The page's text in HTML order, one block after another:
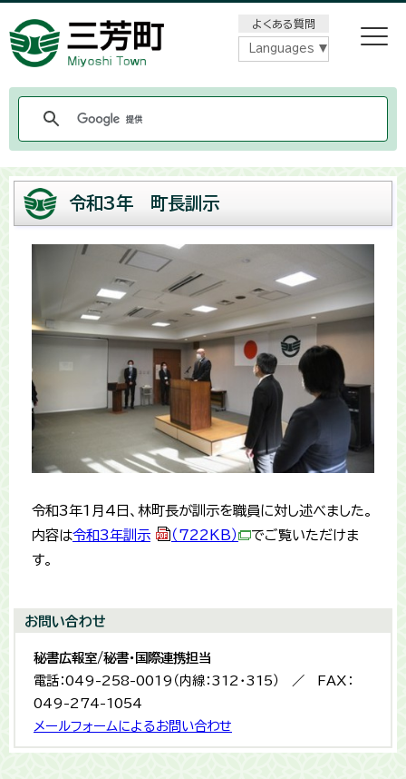
よくある質問
Languages
令和3年 町長訓示
令和3年1月4日、林町長が訓示を職員に対し述べました。
内容は令和3年訓示 （722KB）
でご覧いただけま
す。
お問い合わせ
秘書広報室/秘書・国際連携担当
電話：049-258-0019（内線：312・315） ／ FAX：
049-274-1054
メールフォームによるお問い合わせ